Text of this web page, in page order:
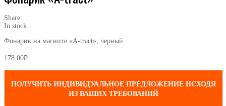
Share:
In stock
Фонарик на магните «A-tract», черный
178.00₽
ПОЛУЧИТЬ ИНДИВИДУАЛЬНОЕ ПРЕДЛОЖЕНИЕ ИСХОДЯ
ИЗ ВАШИХ ТРЕБОВАНИЙ